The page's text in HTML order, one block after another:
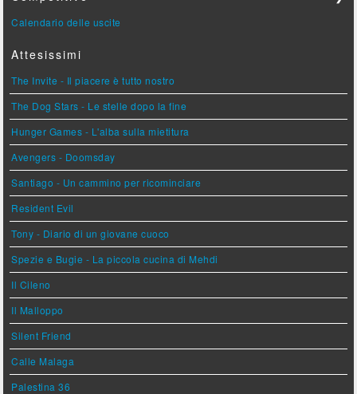
Calendario delle uscite
Attesissimi
The Invite - Il piacere è tutto nostro
The Dog Stars - Le stelle dopo la fine
Hunger Games - L'alba sulla mietitura
Avengers - Doomsday
Santiago - Un cammino per ricominciare
Resident Evil
Tony - Diario di un giovane cuoco
Spezie e Bugie - La piccola cucina di Mehdi
Il Cileno
Il Malloppo
Silent Friend
Calle Malaga
Palestina 36